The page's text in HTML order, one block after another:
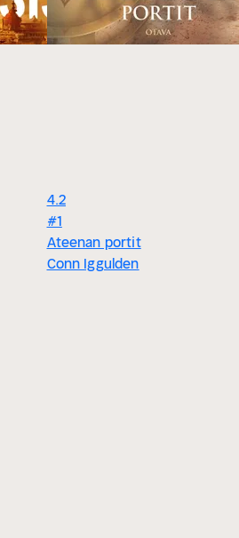
4.2
#1
Ateenan portit
Conn Iggulden